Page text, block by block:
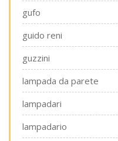
gufo
guido reni
guzzini
lampada da parete
lampadari
lampadario